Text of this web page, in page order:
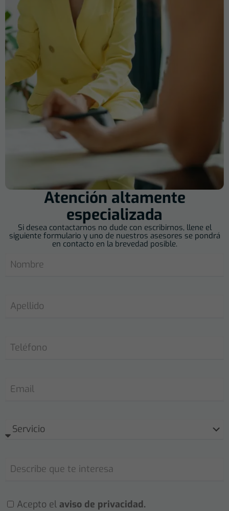
Atención altamente
especializada
Si desea contactarnos no dude con escribirnos, llene el
siguiente formulario y uno de nuestros asesores se pondrá
en contacto en la brevedad posible.
Acepto el aviso de privacidad.